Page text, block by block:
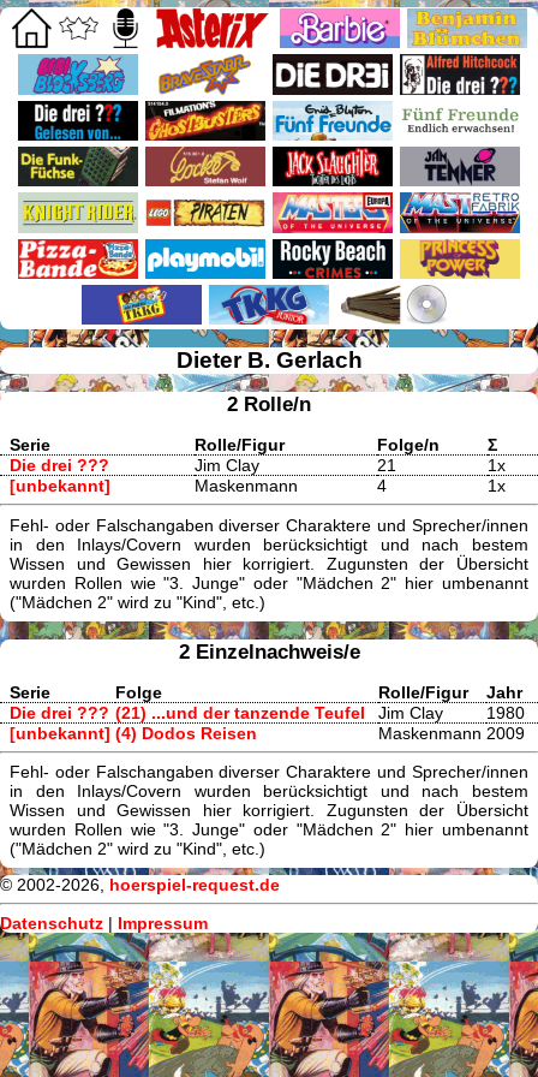
Dieter B. Gerlach
2 Rolle/n
Serie Rolle/Figur Folge/n
Σ
Die drei ???
Jim Clay 21
1x
[unbekannt]
Maskenmann 4 1x
Fehl- oder Falschangaben diverser Charaktere und Sprecher/innen
in den Inlays/Covern wurden berücksichtigt und nach bestem
Wissen und Gewissen hier korrigiert. Zugunsten der Übersicht
wurden Rollen wie "3. Junge" oder "Mädchen 2" hier umbenannt
("Mädchen 2" wird zu "Kind", etc.)
2 Einzelnachweis/e
Serie Folge Rolle/Figur
Jahr
Die drei ??? (21) ...und der tanzende Teufel Jim Clay
1980
[unbekannt] (4) Dodos Reisen Maskenmann 2009
Fehl- oder Falschangaben diverser Charaktere und Sprecher/innen
in den Inlays/Covern wurden berücksichtigt und nach bestem
Wissen und Gewissen hier korrigiert. Zugunsten der Übersicht
wurden Rollen wie "3. Junge" oder "Mädchen 2" hier umbenannt
("Mädchen 2" wird zu "Kind", etc.)
© 2002-2026, hoerspiel-request.de
Datenschutz | Impressum